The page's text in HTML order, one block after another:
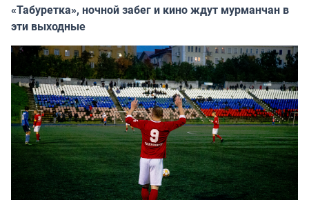
«Табуретка», ночной забег и кино ждут мурманчан в
эти выходные